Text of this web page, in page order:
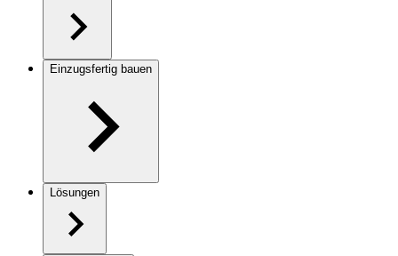
Einzugsfertig bauen
Lösungen